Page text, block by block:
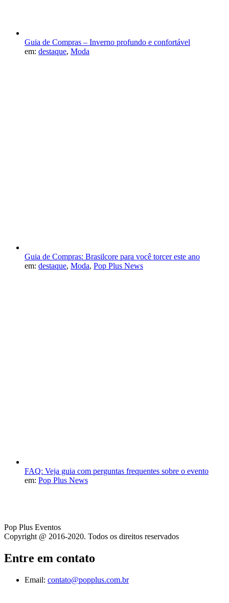
Guia de Compras – Inverno profundo e confortável
em: destaque, Moda
Guia de Compras: Brasilcore para você torcer este ano
em: destaque, Moda, Pop Plus News
FAQ: Veja guia com perguntas frequentes sobre o evento
em: Pop Plus News
Pop Plus Eventos
Copyright @ 2016-2020. Todos os direitos reservados
Entre em contato
Email: contato@popplus.com.br